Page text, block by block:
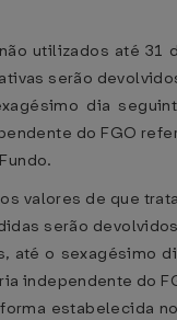
utilizados até 31
serão
dia
do FGO
valores de que
serão
até o sexagésimo
independente do
estabelecida